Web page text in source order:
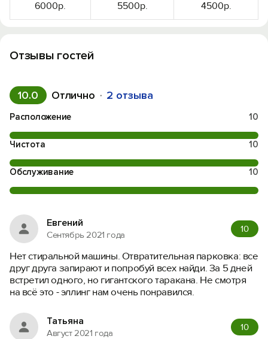
6000р. 5500р. 4500р.
Отзывы гостей
10.0 Отлично 2 отзыва
Расположение 10
Чистота 10
Обслуживание 10
Евгений
Сентябрь 2021 года
10
Нет стиральной машины. Отвратительная парковка: все
друг друга запирают и попробуй всех найди. За 5 дней
встретил одного, но гигантского таракана. Не смотря
на всё это - эллинг нам очень понравился.
Татьяна
Август 2021 года
10